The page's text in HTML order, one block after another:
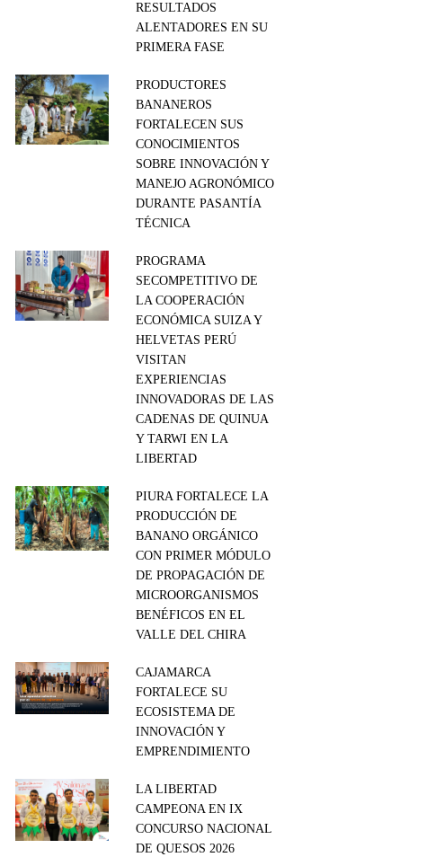
RESULTADOS
ALENTADORES EN SU
PRIMERA FASE
PRODUCTORES
BANANEROS
FORTALECEN SUS
CONOCIMIENTOS
SOBRE INNOVACIÓN Y
MANEJO AGRONÓMICO
DURANTE PASANTÍA
TÉCNICA
PROGRAMA
SECOMPETITIVO DE
LA COOPERACIÓN
ECONÓMICA SUIZA Y
HELVETAS PERÚ
VISITAN
EXPERIENCIAS
INNOVADORAS DE LAS
CADENAS DE QUINUA
Y TARWI EN LA
LIBERTAD
PIURA FORTALECE LA
PRODUCCIÓN DE
BANANO ORGÁNICO
CON PRIMER MÓDULO
DE PROPAGACIÓN DE
MICROORGANISMOS
BENÉFICOS EN EL
VALLE DEL CHIRA
CAJAMARCA
FORTALECE SU
ECOSISTEMA DE
INNOVACIÓN Y
EMPRENDIMIENTO
LA LIBERTAD
CAMPEONA EN IX
CONCURSO NACIONAL
DE QUESOS 2026